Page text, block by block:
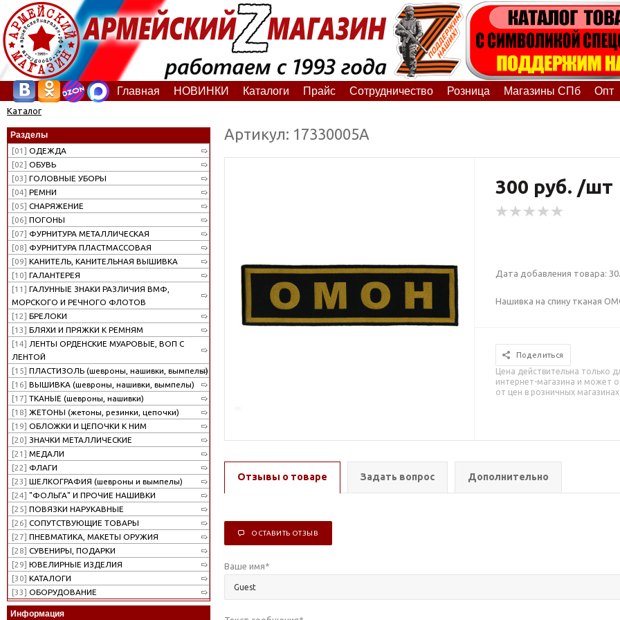
Главная НОВИНКИ Каталоги Прайс Сотрудничество Розница Магазины СПб Опт
Каталог
Разделы
[01] ОДЕЖДА
[02] ОБУВЬ
[03] ГОЛОВНЫЕ УБОРЫ
[04] РЕМНИ
[05] СНАРЯЖЕНИЕ
[06] ПОГОНЫ
[07] ФУРНИТУРА МЕТАЛЛИЧЕСКАЯ
[08] ФУРНИТУРА ПЛАСТМАССОВАЯ
[09] КАНИТЕЛЬ, КАНИТЕЛЬНАЯ ВЫШИВКА
[10] ГАЛАНТЕРЕЯ
[11] ГАЛУННЫЕ ЗНАКИ РАЗЛИЧИЯ ВМФ,
МОРСКОГО И РЕЧНОГО ФЛОТОВ
[12] БРЕЛОКИ
[13] БЛЯХИ И ПРЯЖКИ К РЕМНЯМ
[14] ЛЕНТЫ ОРДЕНСКИЕ МУАРОВЫЕ, ВОП С
ЛЕНТОЙ
[15] ПЛАСТИЗОЛЬ (шевроны, нашивки, вымпелы)
[16] ВЫШИВКА (шевроны, нашивки, вымпелы)
[17] ТКАНЫЕ (шевроны, нашивки)
[18] ЖЕТОНЫ (жетоны, резинки, цепочки)
[19] ОБЛОЖКИ И ЦЕПОЧКИ К НИМ
[20] ЗНАЧКИ МЕТАЛЛИЧЕСКИЕ
[21] МЕДАЛИ
[22] ФЛАГИ
[23] ШЕЛКОГРАФИЯ (шевроны и вымпелы)
[24] "ФОЛЬГА" И ПРОЧИЕ НАШИВКИ
[25] ПОВЯЗКИ НАРУКАВНЫЕ
[26] СОПУТСТВУЮЩИЕ ТОВАРЫ
[27] ПНЕВМАТИКА, МАКЕТЫ ОРУЖИЯ
[28] СУВЕНИРЫ, ПОДАРКИ
[29] ЮВЕЛИРНЫЕ ИЗДЕЛИЯ
[30] КАТАЛОГИ
[33] ОБОРУДОВАНИЕ
Информация
Артикул: 17330005А
300 руб. /шт
Дата добавления товара:
Нашивка на спину тканая
Поделиться
Цена действительна только
интернет-магазина и может
от цен в розничных магазинах
Отзывы о товаре Задать вопрос Дополнительно
ОСТАВИТЬ ОТЗЫВ
Ваше имя*